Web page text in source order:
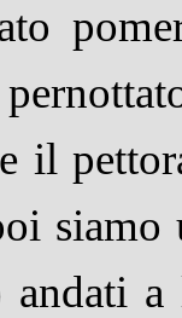
il
siamo
andati